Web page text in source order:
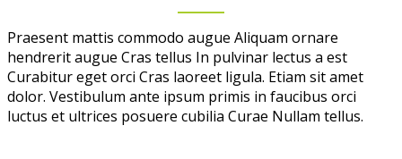
Praesent mattis commodo augue Aliquam ornare
hendrerit augue Cras tellus In pulvinar lectus a est
Curabitur eget orci Cras laoreet ligula. Etiam sit amet
dolor. Vestibulum ante ipsum primis in faucibus orci
luctus et ultrices posuere cubilia Curae Nullam tellus.